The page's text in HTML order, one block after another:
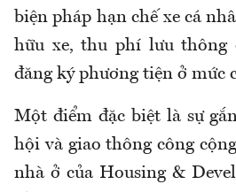
biện pháp hạn chế xe cá
hữu xe, thu phí lưu
đăng ký phương tiện ở mức
Một điểm đặc biệt là sự
hội và giao thông công
nhà ở của Housing &